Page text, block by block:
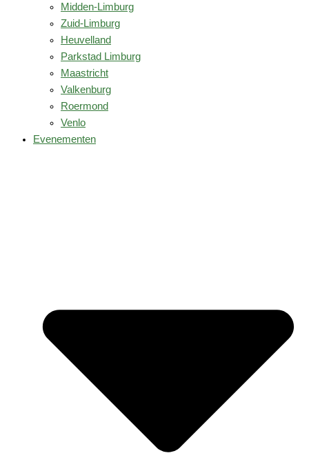
Midden-Limburg
Zuid-Limburg
Heuvelland
Parkstad Limburg
Maastricht
Valkenburg
Roermond
Venlo
Evenementen